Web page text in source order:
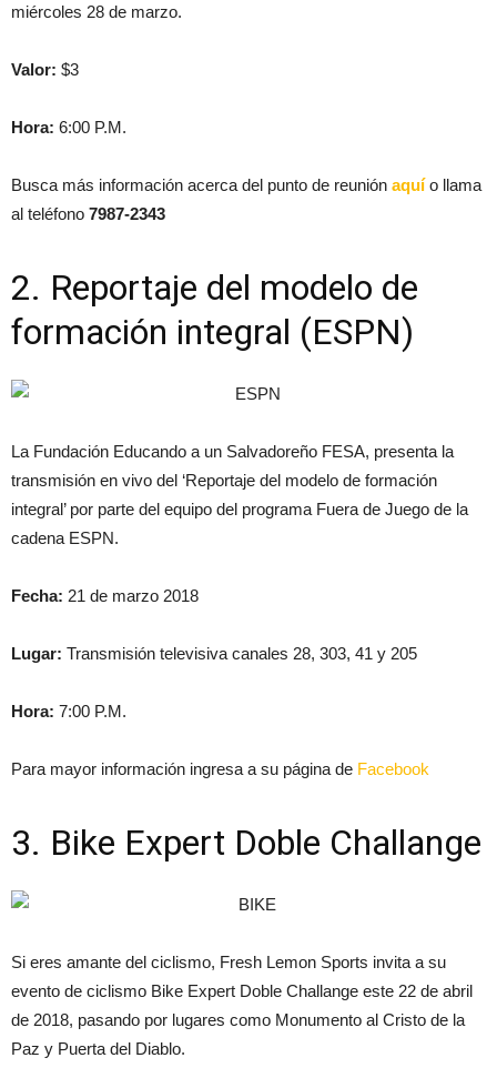
miércoles 28 de marzo.
Valor: $3
Hora: 6:00 P.M.
Busca más información acerca del punto de reunión aquío llama
al teléfono 7987-2343
2. Reportaje del modelo de
formación integral (ESPN)
La Fundación Educando a un Salvadoreño FESA, presenta la
transmisión en vivo del ‘Reportaje del modelo de formación
integral’ por parte del equipo del programa Fuera de Juego de la
cadena ESPN.
Fecha: 21 de marzo 2018
Lugar: Transmisión televisiva canales 28, 303, 41 y 205
Hora: 7:00 P.M.
Para mayor información ingresa a su página de Facebook
3. Bike Expert Doble Challange
Si eres amante del ciclismo, Fresh Lemon Sports invita a su
evento de ciclismo Bike Expert Doble Challange este 22 de abril
de 2018, pasando por lugares como Monumento al Cristo de la
Paz y Puerta del Diablo.